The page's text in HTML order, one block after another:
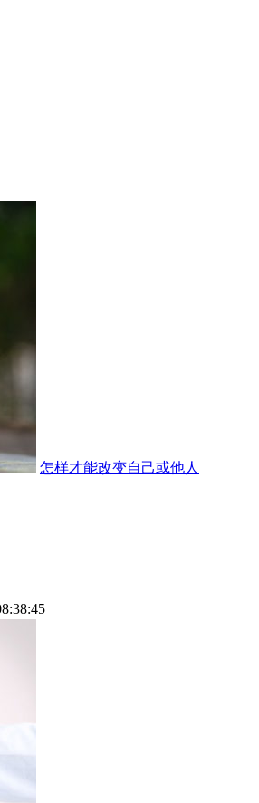
怎样才能改变自己或他人